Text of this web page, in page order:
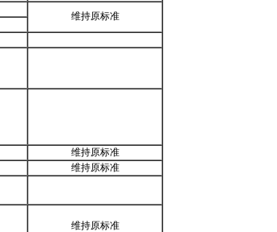
维持原标准
维持原标准
维持原标准
维持原标准